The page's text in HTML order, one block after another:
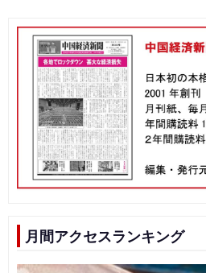
月間アクセスランキング